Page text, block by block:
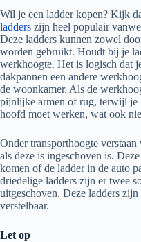
Wil je een ladder kopen? Kijk
ladders zijn heel populair
Deze ladders kunnen zowel
worden gebruikt. Houdt bij je
werkhoogte. Het is logisch dat
dakpannen een andere
de woonkamer. Als de
pijnlijke armen of rug, terwijl je
hoofd moet werken, wat ook
Onder transporthoogte
als deze is ingeschoven is.
komen of de ladder in de auto
driedelige ladders zijn er twee
uitgeschoven. Deze ladders
verstelbaar.
Let op